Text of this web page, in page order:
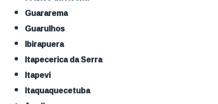
Guararema
Guarulhos
Ibirapuera
Itapecerica da Serra
Itapevi
Itaquaquecetuba